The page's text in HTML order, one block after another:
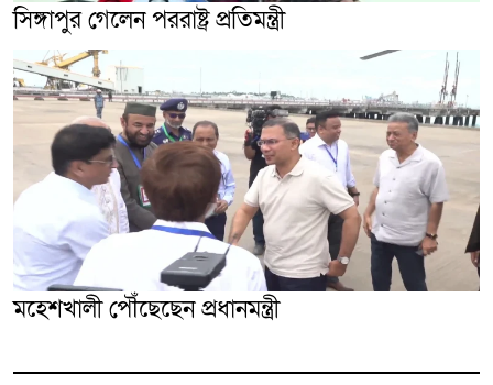
সিঙ্গাপুর গেলেন পররাষ্ট্র প্রতিমন্ত্রী
মহেশখালী পৌঁছেছেন প্রধানমন্ত্রী